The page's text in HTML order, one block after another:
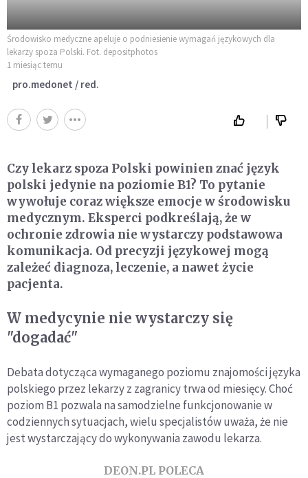
Środowisko medyczne apeluje o podniesienie wymagań językowych dla
lekarzy spoza Polski. Fot. depositphotos
1 miesiąc temu
pro.medonet / red.
Czy lekarz spoza Polski powinien znać język
polski jedynie na poziomie B1? To pytanie
wywołuje coraz większe emocje w środowisku
medycznym. Eksperci podkreślają, że w
ochronie zdrowia nie wystarczy podstawowa
komunikacja. Od precyzji językowej mogą
zależeć diagnoza, leczenie, a nawet życie
pacjenta.
W medycynie nie wystarczy się
"dogadać"
Debata dotycząca wymaganego poziomu znajomości języka
polskiego przez lekarzy z zagranicy trwa od miesięcy. Choć
poziom B1 pozwala na samodzielne funkcjonowanie w
codziennych sytuacjach, wielu specjalistów uważa, że nie
jest wystarczający do wykonywania zawodu lekarza.
DEON.PL POLECA